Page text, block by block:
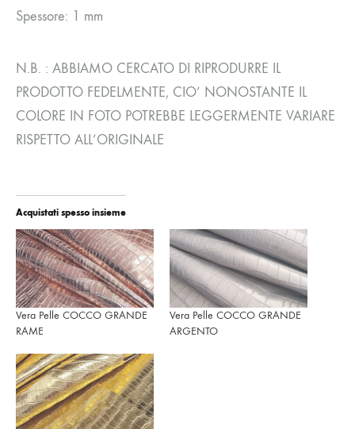
Spessore: 1 mm
N.B. : ABBIAMO CERCATO DI RIPRODURRE IL
PRODOTTO FEDELMENTE, CIO’ NONOSTANTE IL
COLORE IN FOTO POTREBBE LEGGERMENTE VARIARE
RISPETTO ALL’ORIGINALE
Acquistati spesso insieme
Vera Pelle COCCO GRANDE
RAME
Vera Pelle COCCO GRANDE
ARGENTO